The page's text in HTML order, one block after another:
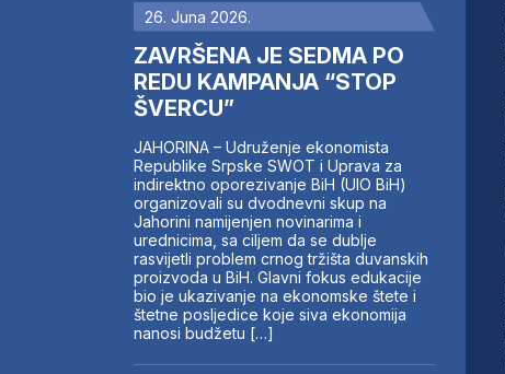
26. Juna 2026.
ZAVRŠENA JE SEDMA PO
REDU KAMPANJA “STOP
ŠVERCU”
JAHORINA – Udruženje ekonomista
Republike Srpske SWOT i Uprava za
indirektno oporezivanje BiH (UIO BiH)
organizovali su dvodnevni skup na
Jahorini namijenjen novinarima i
urednicima, sa ciljem da se dublje
rasvijetli problem crnog tržišta duvanskih
proizvoda u BiH. Glavni fokus edukacije
bio je ukazivanje na ekonomske štete i
štetne posljedice koje siva ekonomija
nanosi budžetu […]